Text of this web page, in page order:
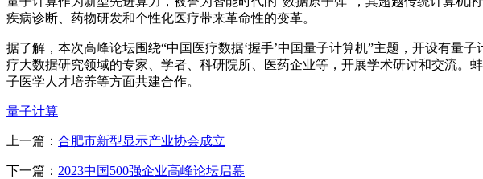
疾病诊断、药物研发和个性化医疗带来革命性的变革。
据了解，本次高峰论坛围绕“中国医疗数据‘握手’中国量子计算机”主题，开设有量
疗大数据研究领域的专家、学者、科研院所、医药企业等，开展学术研讨和交流
子医学人才培养等方面共建合作。
量子计算
上一篇： 合肥市新型显示产业协会成立
下一篇： 2023中国500强企业高峰论坛启幕